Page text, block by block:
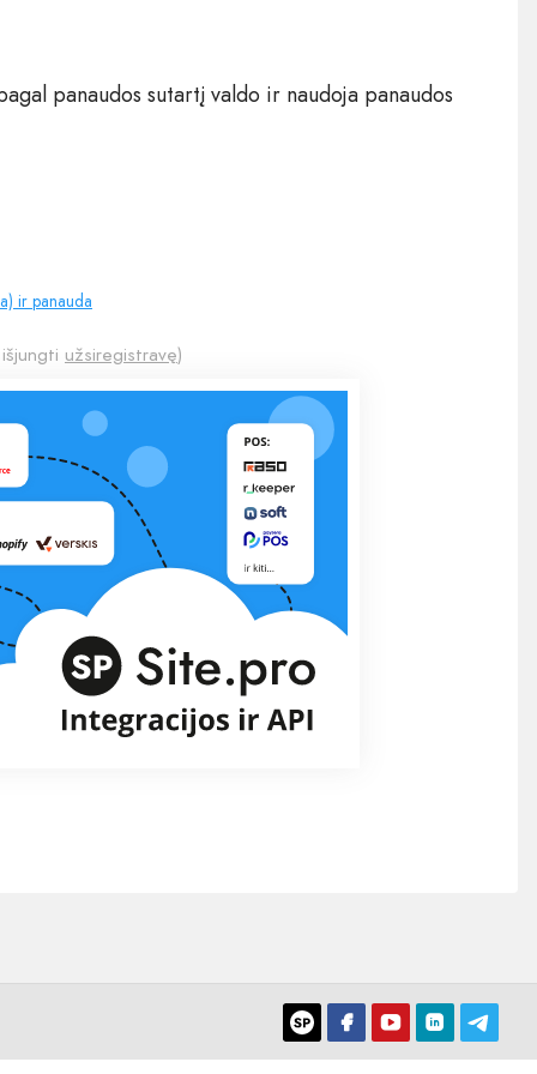
panaudos sutartį valdo ir naudoja panaudos
ir panauda
užsiregistravę)